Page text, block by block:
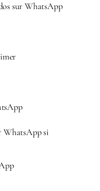
sur WhatsApp
WhatsApp si